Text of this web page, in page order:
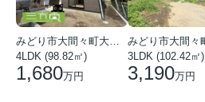
みどり市大間々町大間々
4LDK (98.82㎡)
1,680万円
3LDK (102.42㎡)
3,190万円